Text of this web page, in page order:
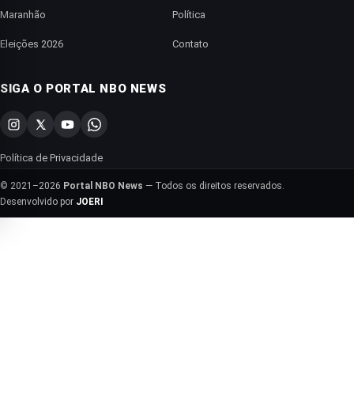
Maranhão Política
Eleições 2026 Contato
SIGA O PORTAL NBO NEWS
Política de Privacidade
© 2021–2026 Portal NBO News — Todos os direitos reservados.
Desenvolvido por JOERI